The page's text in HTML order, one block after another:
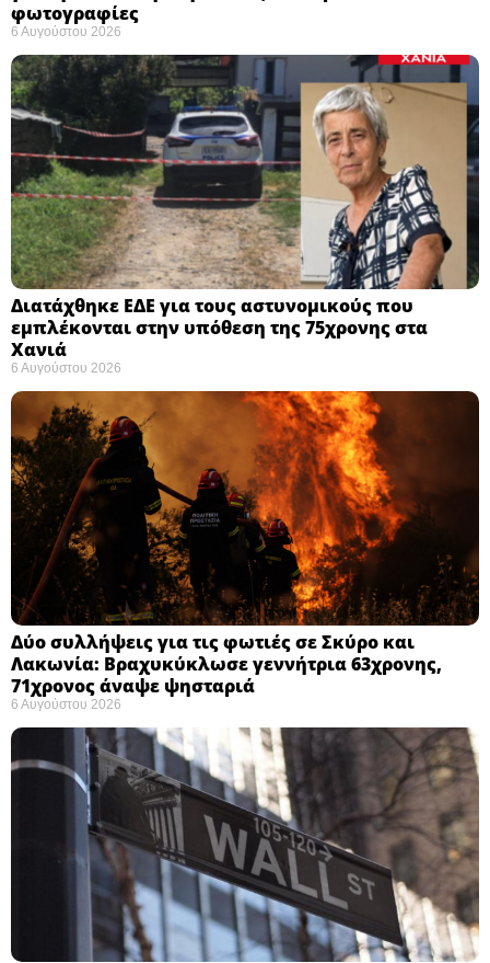
φωτογραφίες
6 Αυγούστου 2026
Διατάχθηκε ΕΔΕ για τους αστυνομικούς που
εμπλέκονται στην υπόθεση της 75χρονης στα
Χανιά
6 Αυγούστου 2026
Δύο συλλήψεις για τις φωτιές σε Σκύρο και
Λακωνία: Βραχυκύκλωσε γεννήτρια 63χρονης,
71χρονος άναψε ψησταριά
6 Αυγούστου 2026